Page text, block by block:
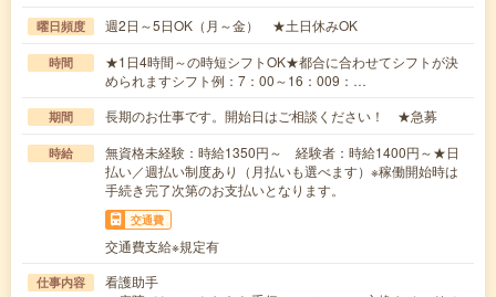
曜日頻度 週2日～5日OK（月～金） ★土日休みOK
時間
★1日4時間～の時短シフトOK★都合に合わせてシフトが決
められますシフト例：7：00～16：009：…
期間 長期のお仕事です。開始日はご相談ください！ ★急募
時給
無資格未経験：時給1350円～ 経験者：時給1400円～★日
払い／週払い制度あり（月払いも選べます）※稼働開始時は
手続き完了次第のお支払いとなります。
交通費
交通費支給※規定有
仕事内容
看護助手